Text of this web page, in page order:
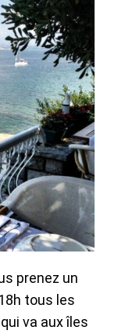
prenez un
tous les
va aux îles